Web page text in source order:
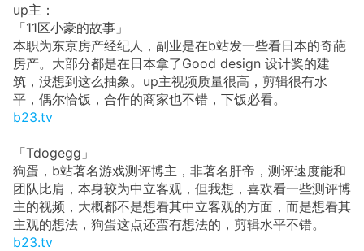
up主：
「11区小豪的故事」
本职为东京房产经纪人，副业是在b站发一些看日本的奇葩
房产。大部分都是在日本拿了Good design 设计奖的建
筑，没想到这么抽象。up主视频质量很高，剪辑很有水
平，偶尔恰饭，合作的商家也不错，下饭必看。
b23.tv
「Tdogegg」
狗蛋，b站著名游戏测评博主，非著名肝帝，测评速度能和
团队比肩，本身较为中立客观，但我想，喜欢看一些测评博
主的视频，大概都不是想看其中立客观的方面，而是想看其
主观的想法，狗蛋这点还蛮有想法的，剪辑水平不错。
b23.tv